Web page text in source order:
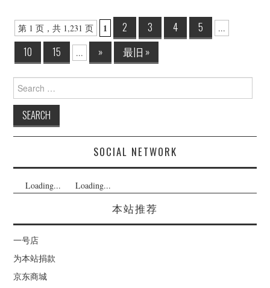
Post
navigation
第 1 页，共 1,231 页 1 2 3 4 5 ...
10 15 ... » 最旧 »
Search
for:
SOCIAL NETWORK
Loading... Loading...
本站推荐
一号店
为本站捐款
京东商城